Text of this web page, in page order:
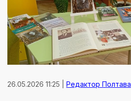
26.05.2026 11:25 | Редактор Полтава